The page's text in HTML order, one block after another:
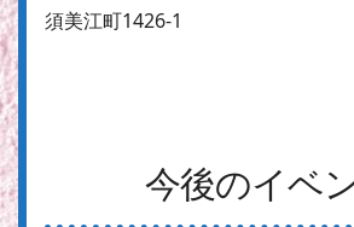
須美江町1426-1
今後のイベ